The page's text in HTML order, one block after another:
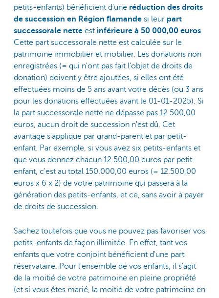
petits-enfants) bénéficient d'une réduction des droits
de succession en Région flamande si leur part
successorale nette est inférieure à 50 000,00 euros.
Cette part successorale nette est calculée sur le
patrimoine immobilier et mobilier. Les donations non
enregistrées (= qui n'ont pas fait l'objet de droits de
donation) doivent y être ajoutées, si elles ont été
effectuées moins de 5 ans avant votre décès (ou 3 ans
pour les donations effectuées avant le 01-01-2025). Si
la part successorale nette ne dépasse pas 12.500,00
euros, aucun droit de succession n'est dû. Cet
avantage s'applique par grand-parent et par petit-
enfant. Par exemple, si vous avez six petits-enfants et
que vous donnez chacun 12.500,00 euros par petit-
enfant, c'est au total 150.000,00 euros (= 12.500,00
euros x 6 x 2) de votre patrimoine qui passera à la
génération des petits-enfants, et ce, sans avoir à payer
de droits de succession.
Sachez toutefois que vous ne pouvez pas favoriser vos
petits-enfants de façon illimitée. En effet, tant vos
enfants que votre conjoint bénéficient d'une part
réservataire. Pour l'ensemble de vos enfants, il s'agit
de la moitié de votre patrimoine en pleine propriété
(et si vous êtes marié, la moitié de votre patrimoine en